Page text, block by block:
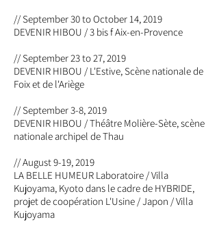
// September 30 to October 14, 2019
DEVENIR HIBOU / 3 bis f Aix-en-Provence
// September 23 to 27, 2019
DEVENIR HIBOU / L'Estive, Scène nationale de
Foix et de l'Ariège
// September 3-8, 2019
DEVENIR HIBOU / Théâtre Molière-Sète, scène
nationale archipel de Thau
// August 9-19, 2019
LA BELLE HUMEUR Laboratoire / Villa
Kujoyama, Kyoto dans le cadre de HYBRIDE,
projet de coopération L'Usine / Japon / Villa
Kujoyama